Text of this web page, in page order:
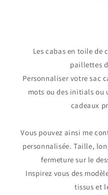
Les cabas en toile de
paillettes
Personnaliser votre sac
mots ou des initials ou
cadeaux
Vous pouvez ainsi me
personnalisée. Taille,
fermeture sur le
Inspirez vous des
tissus et